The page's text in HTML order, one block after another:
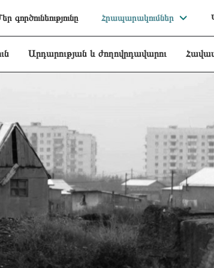
գործունեությունը Հրապարակումներ
Արդարության և ժողովրդավարու